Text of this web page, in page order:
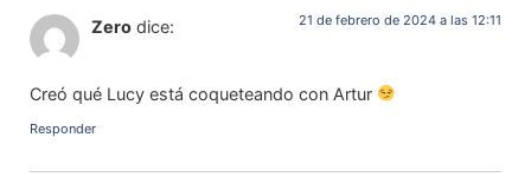
Zero dice: 21 de febrero de 2024 a las 12:11
Creó qué Lucy está coqueteando con Artur
Responder